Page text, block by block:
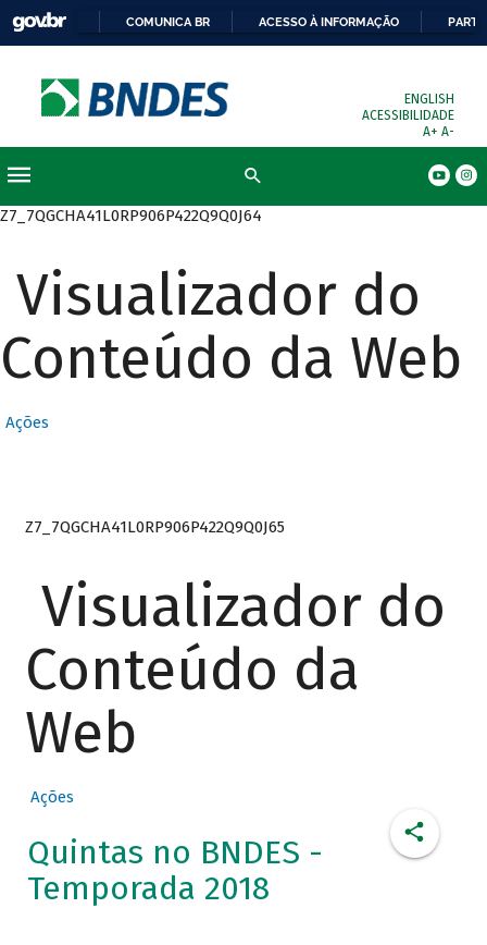
COMUNICA BR ACESSO À INFORMAÇÃO
ENGLISH
ACESSIBILIDADE
A+ A-
Z7_7QGCHA41L0RP906P422Q9Q0J64
Visualizador do
Conteúdo da Web
Ações
Z7_7QGCHA41L0RP906P422Q9Q0J65
Visualizador do
Conteúdo da
Web
Ações
Quintas no BNDES -
Temporada 2018